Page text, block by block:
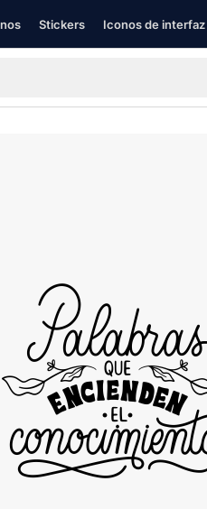
Stickers Iconos de interfaz